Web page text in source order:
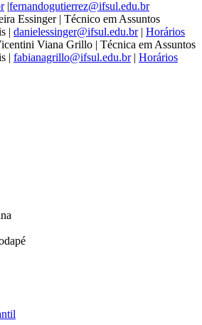
|fernandogutierrez@ifsul.edu.br
Essinger | Técnico em Assuntos
| danielessinger@ifsul.edu.br| Horários
Viana Grillo | Técnica em Assuntos
| fabianagrillo@ifsul.edu.br| Horários